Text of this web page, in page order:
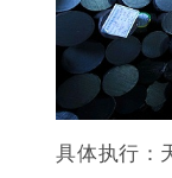
具体执行：